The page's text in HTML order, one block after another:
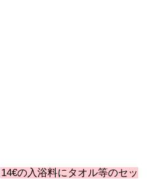
14€の入浴料にタオル等のセッ